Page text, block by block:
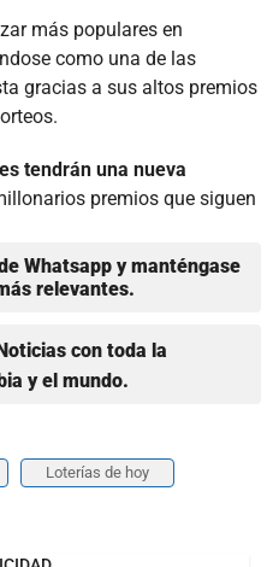
más populares en
como una de las
gracias a sus altos premios
tendrán una nueva
premios que siguen
Whatsapp y manténgase
relevantes.
con toda la
y el mundo.
Loterías de hoy